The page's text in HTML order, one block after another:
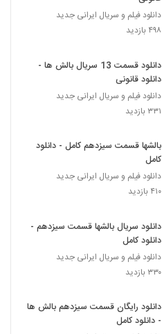
دانلود فیلم و سریال ایرانی جدید
۴۹۸ بازدید
دانلود قسمت 13 سریال بالش ها -
دانلود قانونی
دانلود فیلم و سریال ایرانی جدید
۳۳۱ بازدید
بالشها قسمت سیزدهم کامل - دانلود
کامل
دانلود فیلم و سریال ایرانی جدید
۴۱۰ بازدید
دانلود سریال بالشها قسمت سیزدهم -
دانلود کامل
دانلود فیلم و سریال ایرانی جدید
۳۳۰ بازدید
دانلود رایگان قسمت سیزدهم بالش ها
- دانلود کامل